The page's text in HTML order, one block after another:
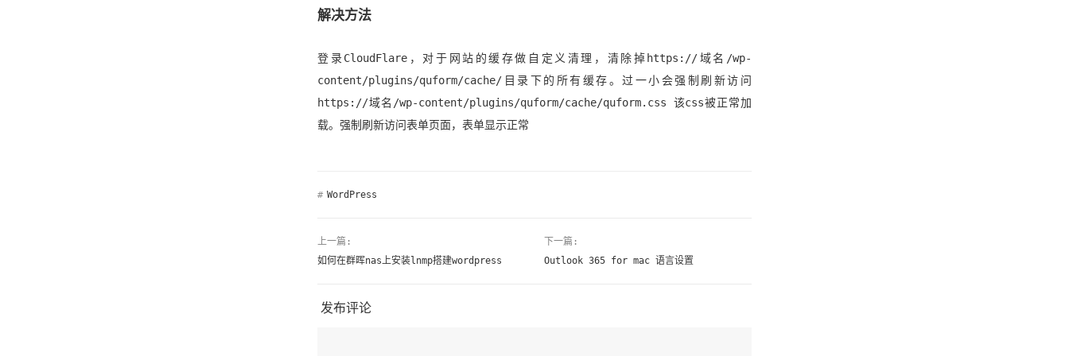
解决方法
登录CloudFlare，对于网站的缓存做自定义清理，清除掉https://域名/wp-
content/plugins/quform/cache/目录下的所有缓存。过一小会强制刷新访问
https://域名/wp-content/plugins/quform/cache/quform.css 该css被正常加
载。强制刷新访问表单页面，表单显示正常
# WordPress
上一篇:
如何在群晖nas上安装lnmp搭建wordpress
下一篇:
Outlook 365 for mac 语言设置
发布评论